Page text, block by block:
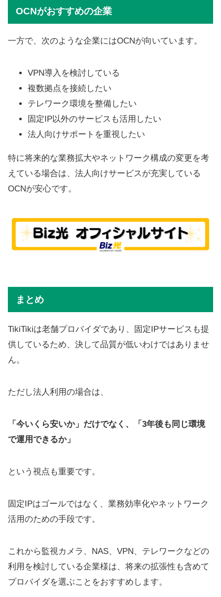
OCNがおすすめの企業
一方で、次のような企業にはOCNが向いています。
VPN導入を検討している
複数拠点を接続したい
テレワーク環境を整備したい
固定IP以外のサービスも活用したい
法人向けサポートを重視したい
特に将来的な業務拡大やネットワーク構成の変更を考
えている場合は、法人向けサービスが充実している
OCNが安心です。
まとめ
TikiTikiは老舗プロバイダであり、固定IPサービスも提
供しているため、決して品質が低いわけではありませ
ん。
ただし法人利用の場合は、
「今いくら安いか」だけでなく、「3年後も同じ環境
で運用できるか」
という視点も重要です。
固定IPはゴールではなく、業務効率化やネットワーク
活用のための手段です。
これから監視カメラ、NAS、VPN、テレワークなどの
利用を検討している企業様は、将来の拡張性も含めて
プロバイダを選ぶことをおすすめします。